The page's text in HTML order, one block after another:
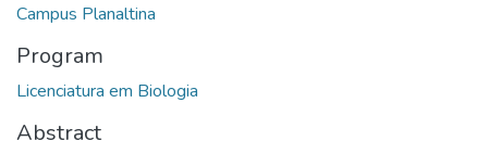
Campus Planaltina
Program
Licenciatura em Biologia
Abstract